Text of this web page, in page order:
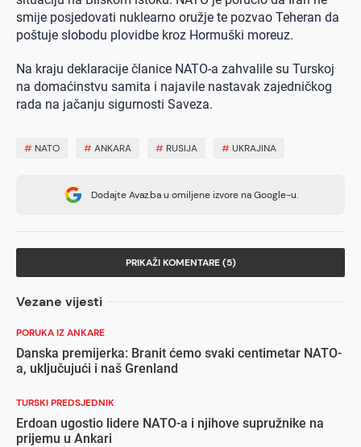
smije posjedovati nuklearno oružje te pozvao Teheran da
poštuje slobodu plovidbe kroz Hormuški moreuz.
Na kraju deklaracije članice NATO-a zahvalile su Turskoj
na domaćinstvu samita i najavile nastavak zajedničkog
rada na jačanju sigurnosti Saveza.
# NATO #ANKARA # RUSIJA #UKRAJINA
Dodajte Avaz.ba u omiljene izvore na Google-u.
PRIKAŽI KOMENTARE (5)
Vezane vijesti
PORUKA IZ ANKARE
Danska premijerka: Branit ćemo svaki centimetar NATO-
a, uključujući i naš Grenland
TURSKI PREDSJEDNIK
Erdoan ugostio lidere NATO-a i njihove supružnike na
prijemu u Ankari